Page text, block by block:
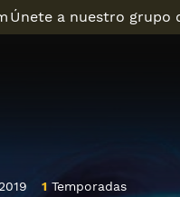
Únete a nuestro grupo
1Temporadas